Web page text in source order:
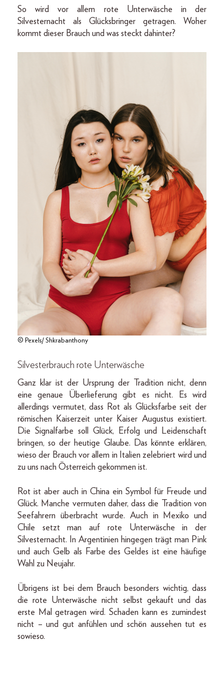
So wird vor allem rote Unterwäsche in der
Silvesternacht als Glücksbringer getragen. Woher
kommt dieser Brauch und was steckt dahinter?
© Pexels/ Shkrabanthony
Silvesterbrauch rote Unterwäsche
Ganz klar ist der Ursprung der Tradition nicht, denn
eine genaue Überlieferung gibt es nicht. Es wird
allerdings vermutet, dass Rot als Glücksfarbe seit der
römischen Kaiserzeit unter Kaiser Augustus existiert.
Die Signalfarbe soll Glück, Erfolg und Leidenschaft
bringen, so der heutige Glaube. Das könnte erklären,
wieso der Brauch vor allem in Italien zelebriert wird und
zu uns nach Österreich gekommen ist.
Rot ist aber auch in China ein Symbol für Freude und
Glück. Manche vermuten daher, dass die Tradition von
Seefahrern überbracht wurde. Auch in Mexiko und
Chile setzt man auf rote Unterwäsche in der
Silvesternacht. In Argentinien hingegen trägt man Pink
und auch Gelb als Farbe des Geldes ist eine häufige
Wahl zu Neujahr.
Übrigens ist bei dem Brauch besonders wichtig, dass
die rote Unterwäsche nicht selbst gekauft und das
erste Mal getragen wird. Schaden kann es zumindest
nicht – und gut anfühlen und schön aussehen tut es
sowieso.